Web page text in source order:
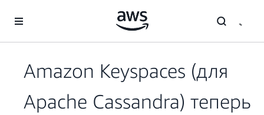
Перейти к главному контенту
Amazon Keyspaces (для
Apache Cassandra) теперь